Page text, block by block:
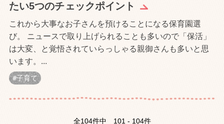
たい5つのチェックポイント
これから大事なお子さんを預けることになる保育園選
び。 ニュースで取り上げられることも多いので「保活」
は大変、と覚悟されていらっしゃる親御さんも多いと思
います。...
子育て
全104件中 101 - 104件